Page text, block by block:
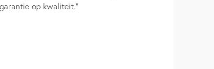
op kwaliteit.”